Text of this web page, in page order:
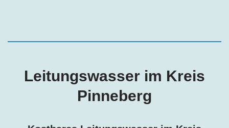
Leitungswasser im Kreis
Pinneberg